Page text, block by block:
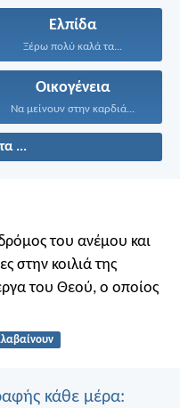
Ελπίδα
Ξέρω πολύ καλά τα...
Οικογένεια
Να μείνουν στην καρδιά...
...
του ανέμου και
στην κοιλιά της
του Θεού, ο οποίος
κάθε μέρα: